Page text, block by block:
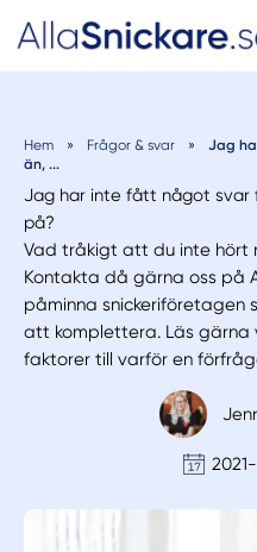
Hem » Frågor & svar »
Jag
än, ...
Jag har inte fått något svar
på?
Vad tråkigt att du inte hört
Kontakta då gärna oss på
påminna snickeriföretagen
att komplettera. Läs gärna
faktorer till varför en